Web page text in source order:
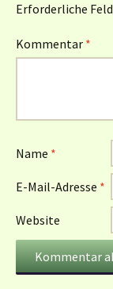
Erforderliche
Kommentar *
Name *
E-Mail-Adresse *
Website